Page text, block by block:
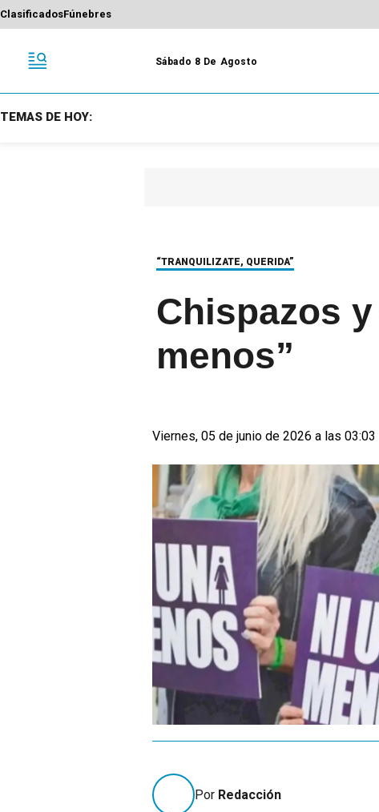
ClasificadosFúnebres
Sábado 8 De Agosto
TEMAS DE HOY:
“TRANQUILIZATE, QUERIDA”
Chispazos
menos”
Viernes, 05 de junio de 2026 a las 03:03
Por Redacción